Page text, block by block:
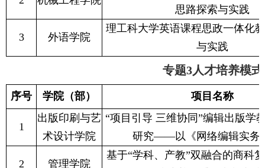
思路探索与实践
3 外语学院
理工科大学英语课程思政一体化
与实践
专题3人才培养模
序号 学院（部） 项目名称
1
出版印刷与艺
术设计学院
“项目引导 三维协同”编辑出版学
研究——以《网络编辑实务
2 管理学院
基于“学科、产教”双融合的商科